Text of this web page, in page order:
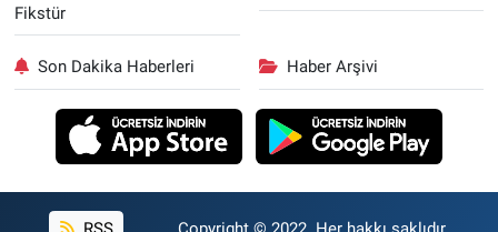
Fikstür
Son Dakika Haberleri Haber Arşivi